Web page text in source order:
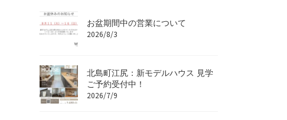
お盆期間中の営業について
2026/8/3
北島町江尻：新モデルハウス 見学
ご予約受付中！
2026/7/9